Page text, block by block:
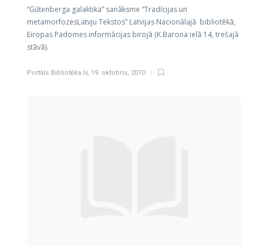
“Gūtenberga galaktika” sanāksme “Tradīcijas un
metamorfozesLatvju Tekstos” Latvijas Nacionālajā bibliotēkā,
Eiropas Padomes informācijas birojā (K.Barona ielā 14, trešajā
stāvā).
Portāls Bibliotēka.lv, 19. oktobris, 2010